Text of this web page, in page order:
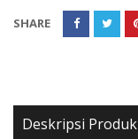
SHARE
Deskripsi Produk